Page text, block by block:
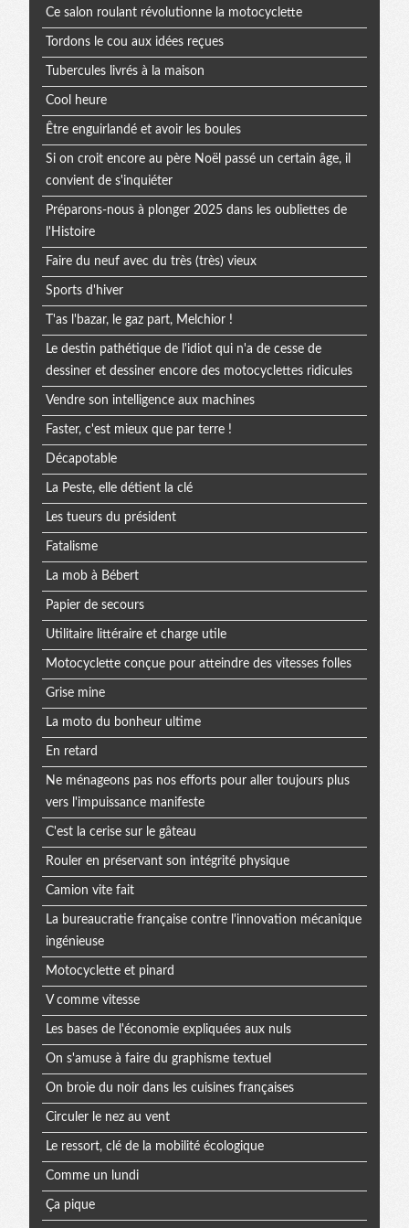
Ce salon roulant révolutionne la motocyclette
Tordons le cou aux idées reçues
Tubercules livrés à la maison
Cool heure
Être enguirlandé et avoir les boules
Si on croit encore au père Noël passé un certain âge, il
convient de s'inquiéter
Préparons-nous à plonger 2025 dans les oubliettes de
l'Histoire
Faire du neuf avec du très (très) vieux
Sports d'hiver
T'as l'bazar, le gaz part, Melchior !
Le destin pathétique de l'idiot qui n'a de cesse de
dessiner et dessiner encore des motocyclettes ridicules
Vendre son intelligence aux machines
Faster, c'est mieux que par terre !
Décapotable
La Peste, elle détient la clé
Les tueurs du président
Fatalisme
La mob à Bébert
Papier de secours
Utilitaire littéraire et charge utile
Motocyclette conçue pour atteindre des vitesses folles
Grise mine
La moto du bonheur ultime
En retard
Ne ménageons pas nos efforts pour aller toujours plus
vers l'impuissance manifeste
C'est la cerise sur le gâteau
Rouler en préservant son intégrité physique
Camion vite fait
La bureaucratie française contre l'innovation mécanique
ingénieuse
Motocyclette et pinard
V comme vitesse
Les bases de l'économie expliquées aux nuls
On s'amuse à faire du graphisme textuel
On broie du noir dans les cuisines françaises
Circuler le nez au vent
Le ressort, clé de la mobilité écologique
Comme un lundi
Ça pique